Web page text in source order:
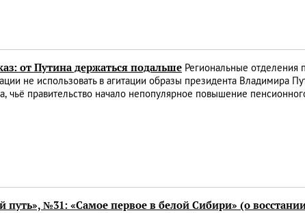
от Путина держаться подальше Региональные отделения
не использовать в агитации образы президента Владимира
чьё правительство начало непопулярное повышение
путь», №31: «Самое первое в белой Сибири» (о